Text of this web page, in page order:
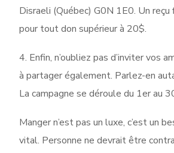
Disraeli (Québec) G0N 1E0. Un reçu
pour tout don supérieur à 20$.
4. Enfin, n’oubliez pas d’inviter vos
à partager également. Parlez-en
La campagne se déroule du 1er au
Manger n’est pas un luxe, c’est un
vital. Personne ne devrait être